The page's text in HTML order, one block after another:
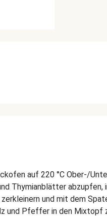
auf 220 °C Ober-/
Thymianblätter abzupfen,
und mit dem
und Pfeffer in den Mixtopf